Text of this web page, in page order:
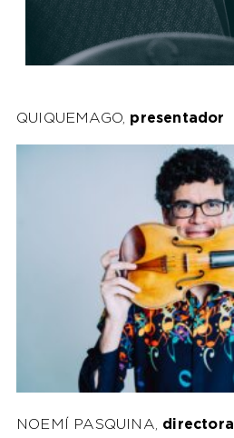
QUIQUEMAGO, presentador
NOEMÍ PASQUINA, directora